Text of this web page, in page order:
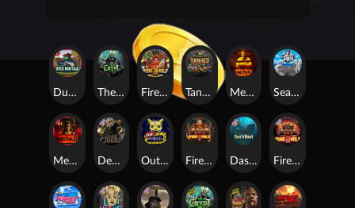
Seamen
Duck Hunters Fire in the Hole 3
Mental 2
Mental
The Crypt
Outsourced Fire in the Hole 2
Tanked
Fire In The Hole xBomb Das xBoot
Dead Canary